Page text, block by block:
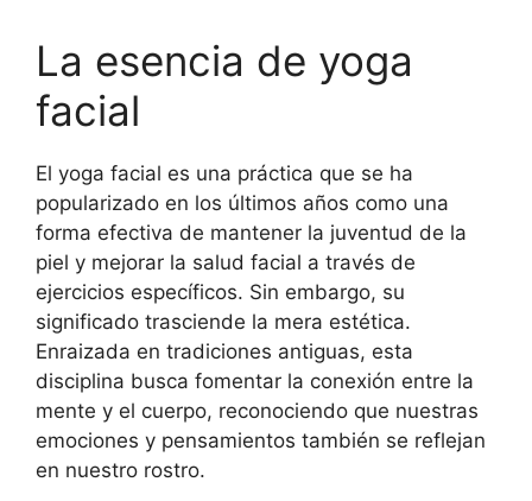
La esencia de yoga
facial
El yoga facial es una práctica que se ha
popularizado en los últimos años como una
forma efectiva de mantener la juventud de la
piel y mejorar la salud facial a través de
ejercicios específicos. Sin embargo, su
significado trasciende la mera estética.
Enraizada en tradiciones antiguas, esta
disciplina busca fomentar la conexión entre la
mente y el cuerpo, reconociendo que nuestras
emociones y pensamientos también se reflejan
en nuestro rostro.